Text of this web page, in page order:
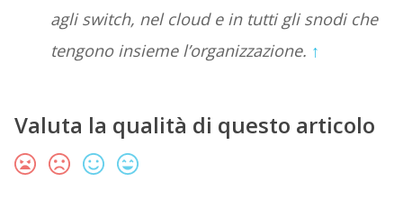
agli switch, nel cloud e in tutti gli snodi che
tengono insieme l’organizzazione. ↑
Valuta la qualità di questo articolo